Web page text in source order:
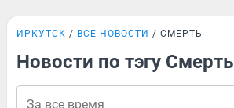
ИРКУТСК ВСЕ НОВОСТИ СМЕРТЬ
Новости по тэгу Смерть